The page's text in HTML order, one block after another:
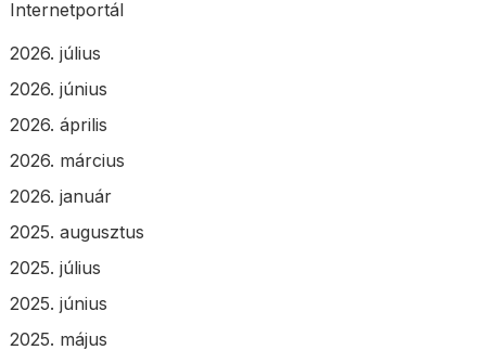
Internetportál
2026. július
2026. június
2026. április
2026. március
2026. január
2025. augusztus
2025. július
2025. június
2025. május